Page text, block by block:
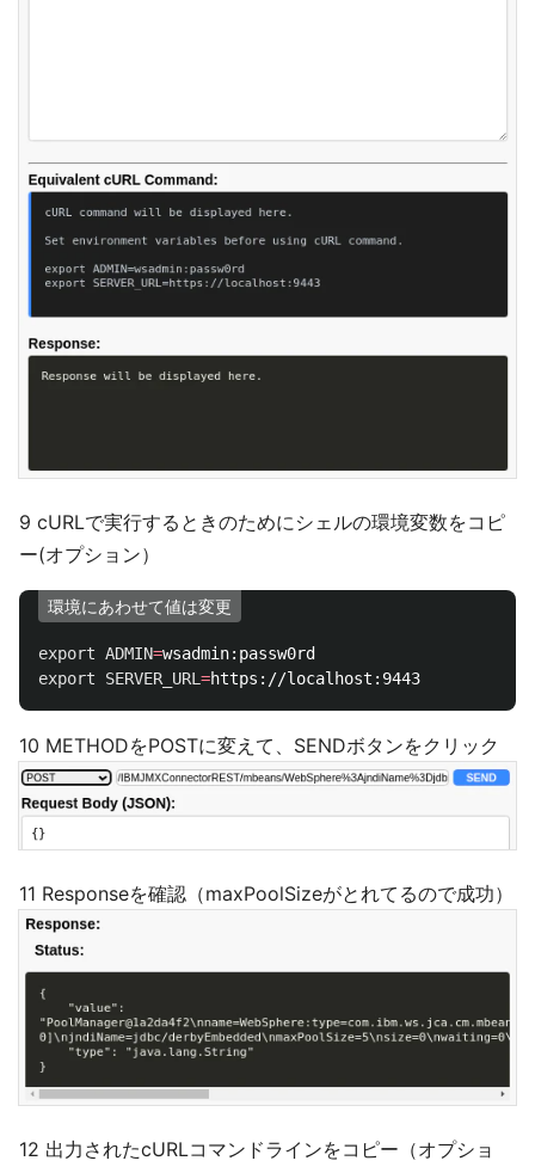
9 cURLで実行するときのためにシェルの環境変数をコピ
ー(オプション）
環境にあわせて値は変更
export ADMIN=
export SERVER_URL =
10 METHODをPOSTに変えて、SENDボタンをクリック
11 Responseを確認（maxPoolSizeがとれてるので成功）
12 出力されたcURLコマンドラインをコピー（オプショ